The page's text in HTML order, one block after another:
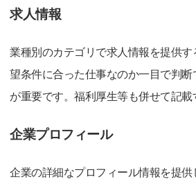
求人情報
業種別のカテゴリで求人情報を提供
望条件に合った仕事なのか一目で判断
が重要です。福利厚生等も併せて記載
企業プロフィール
企業の詳細なプロフィール情報を提